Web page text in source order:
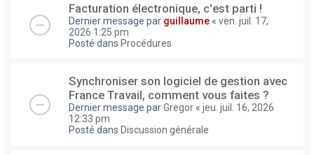
Facturation électronique, c'est parti !
Dernier message par guillaume « ven. juil. 17,
2026 1:25 pm
Posté dans Procédures
Synchroniser son logiciel de gestion avec
France Travail, comment vous faites ?
Dernier message parGregor « jeu. juil. 16, 2026
12:33 pm
Posté dans Discussion générale